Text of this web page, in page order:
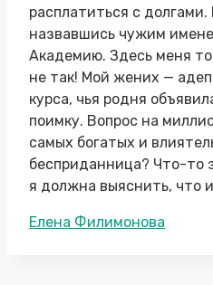
расплатиться с
назвавшись чужим
Академию. Здесь меня
не так! Мой жених —
курса, чья родня
поимку. Вопрос на
самых богатых и
бесприданница? Что-то
я должна выяснить, что
Метки
Елена Филимонова